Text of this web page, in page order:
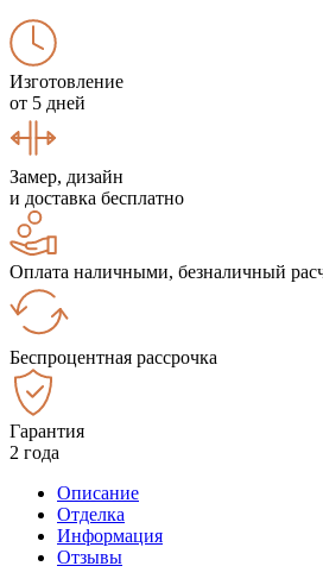
Изготовление
от 5 дней
Замер, дизайн
и доставка бесплатно
Оплата наличными, безналичный
Беспроцентная рассрочка
Гарантия
2 года
Описание
Отделка
Информация
Отзывы